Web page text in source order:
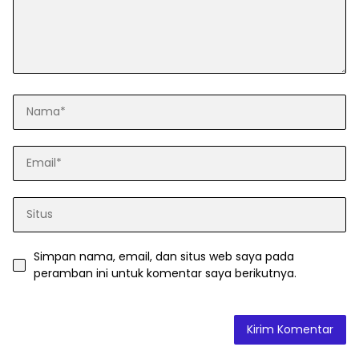
Simpan nama, email, dan situs web saya pada
peramban ini untuk komentar saya berikutnya.